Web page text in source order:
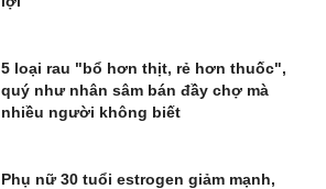
5 loại rau "bổ hơn thịt, rẻ hơn thuốc",
quý như nhân sâm bán đầy chợ mà
nhiều người không biết
Phụ nữ 30 tuổi estrogen giảm mạnh,